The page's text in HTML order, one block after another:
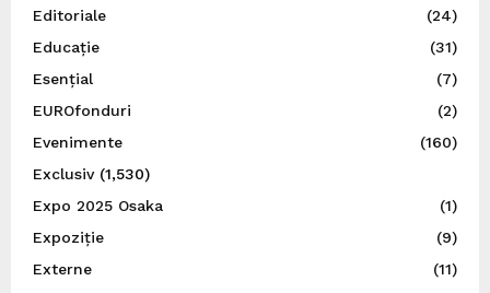
Editoriale
(24)
Educație
(31)
Esențial
(7)
EUROfonduri
(2)
Evenimente
(160)
Exclusiv(1,530)
Expo 2025 Osaka
(1)
Expoziție
(9)
Externe
(11)